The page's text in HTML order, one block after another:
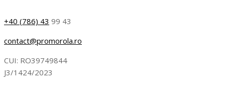
+40 (786) 43 99 43
contact@promorola.ro
CUI: RO39749844
J3/1424/2023